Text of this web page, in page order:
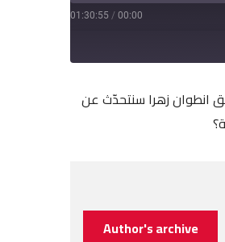
00:00
/
01:30:55
انطوان زهرا سنتحدّث عن
Author's archive